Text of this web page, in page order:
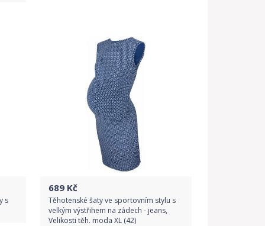
Detail produktu
s
689 Kč
Těhotenské šaty ve sportovním stylu s
velkým výstřihem na zádech - jeans,
Velikosti těh. moda XL (42)